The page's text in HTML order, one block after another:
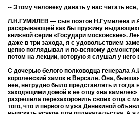
-- Этому человеку давать у нас читать
Л.Н.ГУМИЛЁВ — сын поэтов Н.Гумилева и
раскрывающей как бы пружину
книжной серии «Государи московские».
даже в три захода, я с удовольствием
цепко поглядывал и по-всякому
потом на лекции, которую я слушал у него
С дочерью белого полководца
королевский замок в Версале. Она,
неё, нетрудно было представлять и
заходящими домой к её отцу «на
разрешила перезахоронить своих отца с
того, что и первого мужа Деникиной